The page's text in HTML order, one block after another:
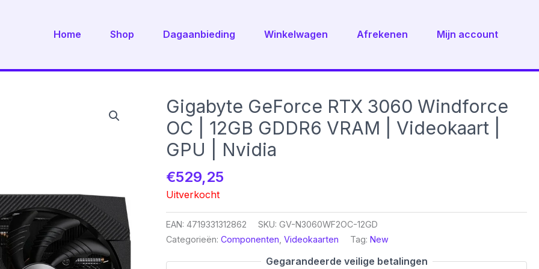
Home Shop Dagaanbieding Winkelwagen Afrekenen Mijn account
Gigabyte GeForce RTX 3060 Windforce
OC | 12GB GDDR6 VRAM | Videokaart |
GPU | Nvidia
€529,25
Uitverkocht
EAN:4719331312862 SKU:GV-N3060WF2OC-12GD
Categorieën:Componenten ,Videokaarten Tag:New
Gegarandeerde veilige betalingen